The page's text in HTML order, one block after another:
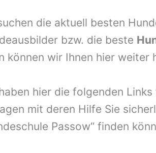
die aktuell besten
bzw. die beste
können wir Ihnen hier weiter
hier die folgenden Links
mit deren Hilfe Sie
Passow“ finden